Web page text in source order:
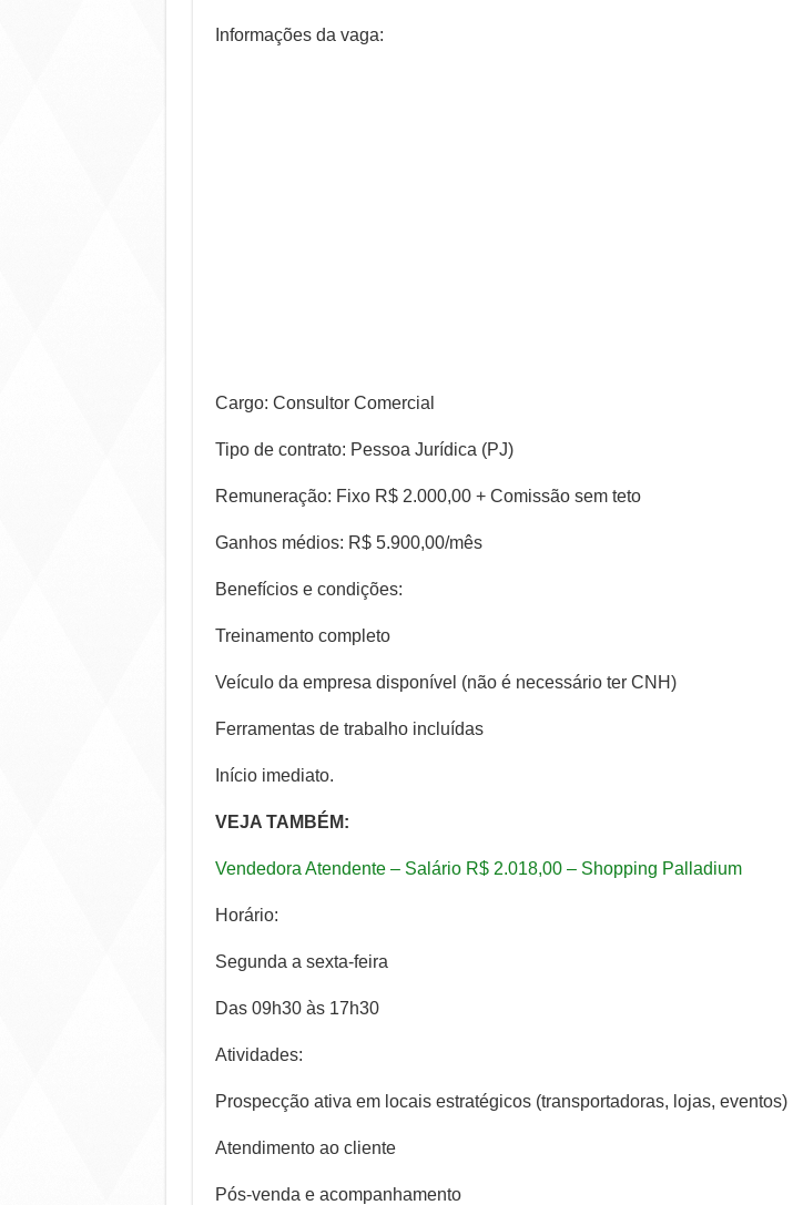
Informações da vaga:
Cargo: Consultor Comercial
Tipo de contrato: Pessoa Jurídica (PJ)
Remuneração: Fixo R$ 2.000,00 + Comissão sem teto
Ganhos médios: R$ 5.900,00/mês
Benefícios e condições:
Treinamento completo
Veículo da empresa disponível (não é necessário ter CNH)
Ferramentas de trabalho incluídas
Início imediato.
VEJA TAMBÉM:
Vendedora Atendente – Salário R$ 2.018,00 – Shopping Palladium
Horário:
Segunda a sexta-feira
Das 09h30 às 17h30
Atividades:
Prospecção ativa em locais estratégicos (transportadoras, lojas, eventos)
Atendimento ao cliente
Pós-venda e acompanhamento